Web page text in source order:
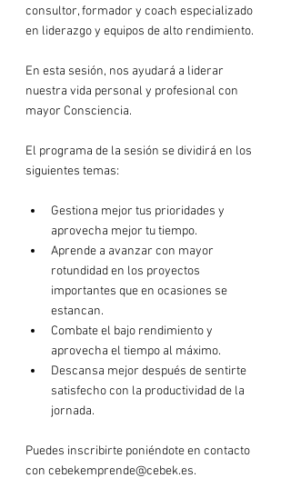
consultor, formador y coach especializado
en liderazgo y equipos de alto rendimiento.
En esta sesión, nos ayudará a liderar
nuestra vida personal y profesional con
mayor Consciencia.
El programa de la sesión se dividirá en los
Gestiona mejor tus prioridades y
aprovecha mejor tu tiempo.
Aprende a avanzar con mayor
rotundidad en los proyectos
importantes que en ocasiones se
estancan.
Combate el bajo rendimiento y
aprovecha el tiempo al máximo.
Descansa mejor después de sentirte
satisfecho con la productividad de la
jornada.
Puedes inscribirte poniéndote en contacto